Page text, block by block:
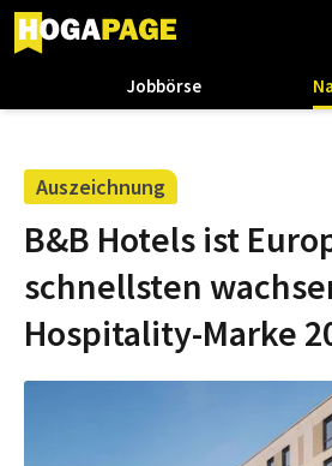
Jobbörse
Auszeichnung
B&B Hotels ist
schnellsten
Hospitality-Marke